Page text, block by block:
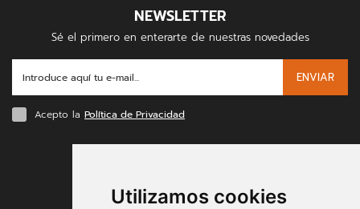
Utilizamos cookies
NEWSLETTER
Sé el primero en enterarte de nuestras novedades
ENVIAR
Acepto la Política de Privacidad